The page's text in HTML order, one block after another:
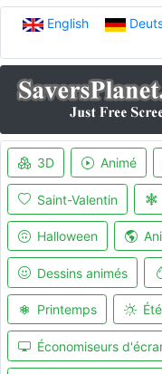
English
3D Animé
Saint-Valentin
Halloween
Dessins animés
Printemps Été
Économiseurs